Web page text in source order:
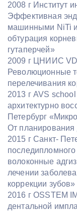
2008 г Институт
Эффективная
машинными NiTi
обтурация
гутаперчей»
2009 г ЦНИИС
Революционные
перелечивания
2013 г AVS
архитектурно
Петербург
От
2015 г Санкт-
волоконные
лечении
коррекции зубов»
2016 г OSSTEM
дентальной